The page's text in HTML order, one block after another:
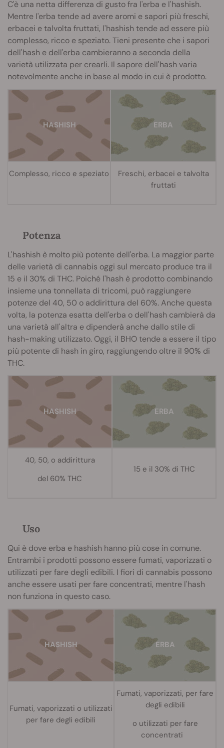
C'è una netta differenza di gusto fra l'erba e l'hashish.
Mentre l'erba tende ad avere aromi e sapori più freschi,
erbacei e talvolta fruttati, l'hashish tende ad essere più
complesso, ricco e speziato. Tieni presente che i sapori
dell'hash e dell'erba cambieranno a seconda della
varietà utilizzata per crearli. Il sapore dell'hash varia
notevolmente anche in base al modo in cui è prodotto.
HASHISH ERBA
Complesso, ricco e speziato
Freschi, erbacei e talvolta
fruttati
Potenza
L'hashish è molto più potente dell'erba. La maggior parte
delle varietà di cannabis oggi sul mercato produce tra il
15 e il 30% di THC. Poiché l'hash è prodotto combinando
insieme una tonnellata di tricomi, può raggiungere
potenze del 40, 50 o addirittura del 60%. Anche questa
volta, la potenza esatta dell'erba o dell'hash cambierà da
una varietà all'altra e dipenderà anche dallo stile di
hash-making utilizzato. Oggi, il BHO tende a essere il tipo
più potente di hash in giro, raggiungendo oltre il 90% di
THC.
HASHISH ERBA
40, 50, o addirittura
del 60% THC
15 e il 30% di THC
Uso
Qui è dove erba e hashish hanno più cose in comune.
Entrambi i prodotti possono essere fumati, vaporizzati o
utilizzati per fare degli edibili. I fiori di cannabis possono
anche essere usati per fare concentrati, mentre l'hash
non funziona in questo caso.
HASHISH ERBA
Fumati, vaporizzati o utilizzati
per fare degli edibili
Fumati, vaporizzati, per fare
degli edibili
o utilizzati per fare
concentrati